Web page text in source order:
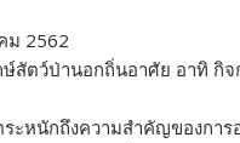
ม 2562
สัตว์ป่านอกถิ่นอาศัย อาทิ กิจ
ะหนักถึงความสำคัญของกา